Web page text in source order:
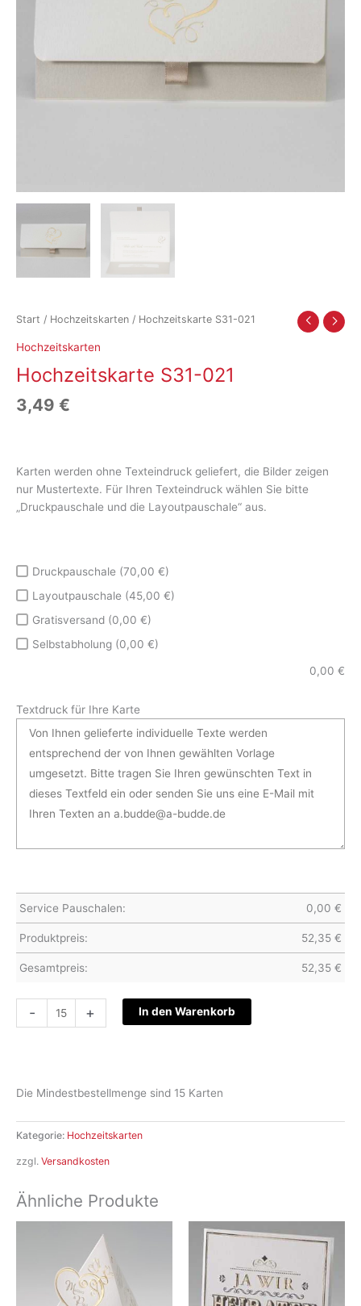
Start / Hochzeitskarten / Hochzeitskarte S31-021
Hochzeitskarten
Hochzeitskarte S31-021
3,49 €
Karten werden ohne Texteindruck geliefert, die Bilder zeigen
nur Mustertexte. Für Ihren Texteindruck wählen Sie bitte
„Druckpauschale und die Layoutpauschale“ aus.
Druckpauschale (70,00 €)
Layoutpauschale (45,00 €)
Gratisversand (0,00 €)
Selbstabholung (0,00 €)
0,00 €
Textdruck für Ihre Karte
Service Pauschalen: 0,00 €
Produktpreis: 52,35 €
Gesamtpreis: 52,35 €
-
Hochzeitskarte
S31-
+ In den Warenkorb
Die Mindestbestellmenge sind 15 Karten
Kategorie: Hochzeitskarten
zzgl. Versandkosten
Ähnliche Produkte